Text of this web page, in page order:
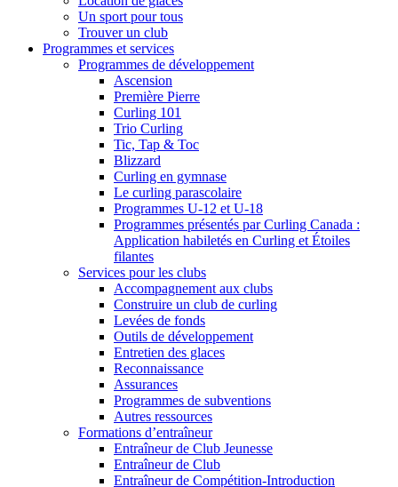
Un sport pour tous
Trouver un club
Programmes et services
Programmes de développement
Ascension
Première Pierre
Curling 101
Trio Curling
Tic, Tap & Toc
Blizzard
Curling en gymnase
Le curling parascolaire
Programmes U-12 et U-18
Programmes présentés par Curling Canada :
Application habiletés en Curling et Étoiles
filantes
Services pour les clubs
Accompagnement aux clubs
Construire un club de curling
Levées de fonds
Outils de développement
Entretien des glaces
Reconnaissance
Assurances
Programmes de subventions
Autres ressources
Formations d’entraîneur
Entraîneur de Club Jeunesse
Entraîneur de Club
Entraîneur de Compétition-Introduction